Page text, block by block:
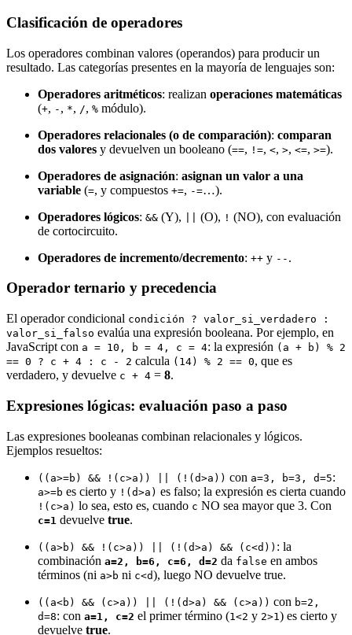
Clasificación de operadores
Los operadores combinan valores (operandos) para producir un
resultado. Las categorías presentes en la mayoría de lenguajes son:
Operadores aritméticos: realizan operaciones matemáticas
(+, - , *, /, % módulo).
Operadores relacionales (o de comparación): comparan
dos valores y devuelven un booleano (==, !=, <, >, <=, >=).
Operadores de asignación: asignan un valor a una
variable (=, y compuestos +=, -=…).
Operadores lógicos: && (Y), (O), ! (NO), con evaluación
de cortocircuito.
Operadores de incremento/decremento: ++ y -- .
Operador ternario y precedencia
El operador condicional condición ? valor_si_verdadero :
valor_si_falso evalúa una expresión booleana. Por ejemplo, en
JavaScript con a = 10, b = 4, c = 4: la expresión (a + b) % 2
== 0 ? c + 4 : c - 2 calcula (14) % 2 == 0, que es
verdadero, y devuelve c + 4 = 8.
Expresiones lógicas: evaluación paso a paso
Las expresiones booleanas combinan relacionales y lógicos.
Ejemplos resueltos:
((a>=b) && !(c>a)) || (!(d>a)) con a=3, b=3, d=5:
a>=b es cierto y !(d>a) es falso; la expresión es cierta cuando
!(c>a) lo sea, esto es, cuando c NO sea mayor que 3. Con
c=1 devuelve true.
((a>b) && !(c>a)) || (!(d>a) && (c<d)) : la
combinación a=2, b=6, c=6, d=2 da false en ambos
términos (ni a>b ni c<d), luego NO devuelve true.
((a<b) && (c>a)) || (!(d>a) && (c>a)) con b=2,
d=8: con a=1, c=2 el primer término (1<2 y 2>1 ) es cierto y
devuelve true.